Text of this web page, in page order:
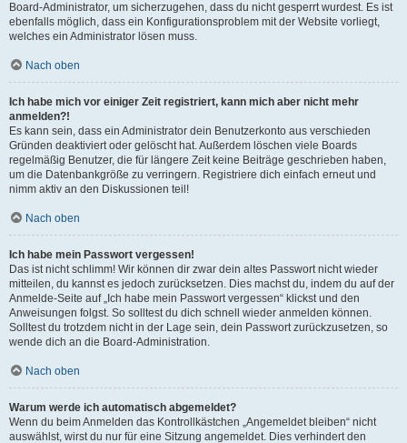
Board-Administrator, um sicherzugehen, dass du nicht gesperrt wurdest. Es ist
ebenfalls möglich, dass ein Konfigurationsproblem mit der Website vorliegt,
welches ein Administrator lösen muss.
Nach oben
Ich habe mich vor einiger Zeit registriert, kann mich aber nicht mehr
anmelden?!
Es kann sein, dass ein Administrator dein Benutzerkonto aus verschieden
Gründen deaktiviert oder gelöscht hat. Außerdem löschen viele Boards
regelmäßig Benutzer, die für längere Zeit keine Beiträge geschrieben haben,
um die Datenbankgröße zu verringern. Registriere dich einfach erneut und
nimm aktiv an den Diskussionen teil!
Nach oben
Ich habe mein Passwort vergessen!
Das ist nicht schlimm! Wir können dir zwar dein altes Passwort nicht wieder
mitteilen, du kannst es jedoch zurücksetzen. Dies machst du, indem du auf der
Anmelde-Seite auf „Ich habe mein Passwort vergessen“ klickst und den
Anweisungen folgst. So solltest du dich schnell wieder anmelden können.
Solltest du trotzdem nicht in der Lage sein, dein Passwort zurückzusetzen, so
wende dich an die Board-Administration.
Nach oben
Warum werde ich automatisch abgemeldet?
Wenn du beim Anmelden das Kontrollkästchen „Angemeldet bleiben“ nicht
auswählst, wirst du nur für eine Sitzung angemeldet. Dies verhindert den